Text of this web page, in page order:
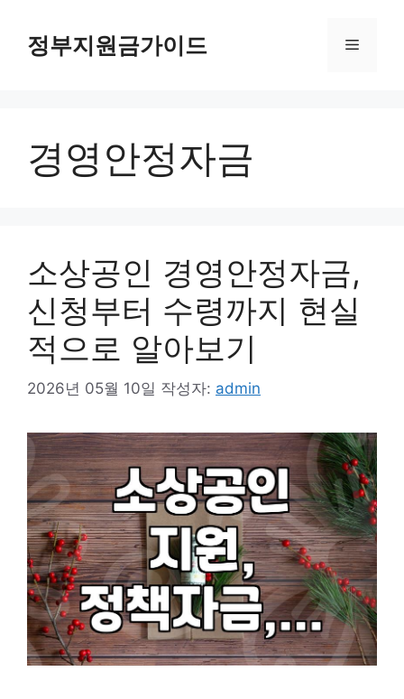
정부지원금가이드 메
경영안정자금
소상공인 경영안정자금,
신청부터 수령까지 현실
적으로 알아보기
2026년 05월 10일 작성자: admin